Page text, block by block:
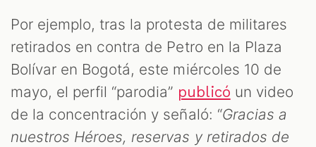
Por ejemplo, tras la protesta de militares
retirados en contra de Petro en la Plaza
Bolívar en Bogotá, este miércoles 10 de
mayo, el perfil “parodia” publicó un video
de la concentración y señaló: “Gracias a
nuestros Héroes, reservas y retirados de